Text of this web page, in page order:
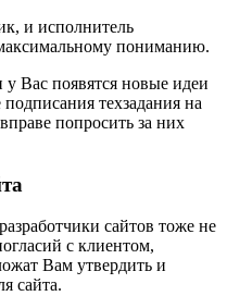
и исполнитель
пониманию.
у Вас появятся новые идеи
техзадания на
попросить за них
сайтов тоже не
с клиентом,
Вам утвердить и
сайта.